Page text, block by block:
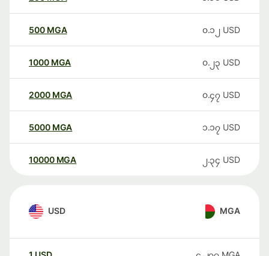
500 MGA ၀.၁၂ USD
1000 MGA ၀.၂၃ USD
2000 MGA ၀.၄၇ USD
5000 MGA ၁.၁၇ USD
10000 MGA ၂.၃၄ USD
USD MGA